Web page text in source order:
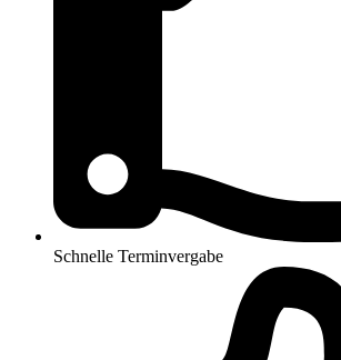
Schnelle Terminvergabe